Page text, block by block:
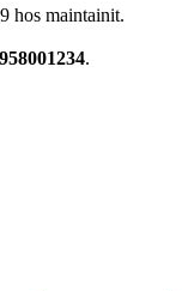
hos maintainit.
.